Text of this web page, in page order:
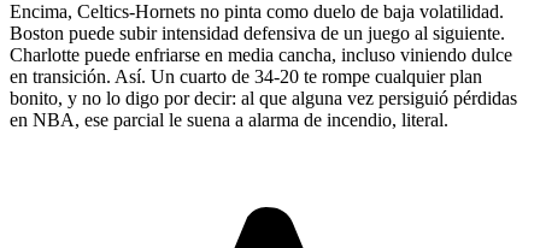
Encima, Celtics-Hornets no pinta como duelo de baja volatilidad.
Boston puede subir intensidad defensiva de un juego al siguiente.
Charlotte puede enfriarse en media cancha, incluso viniendo dulce
en transición. Así. Un cuarto de 34-20 te rompe cualquier plan
bonito, y no lo digo por decir: al que alguna vez persiguió pérdidas
en NBA, ese parcial le suena a alarma de incendio, literal.